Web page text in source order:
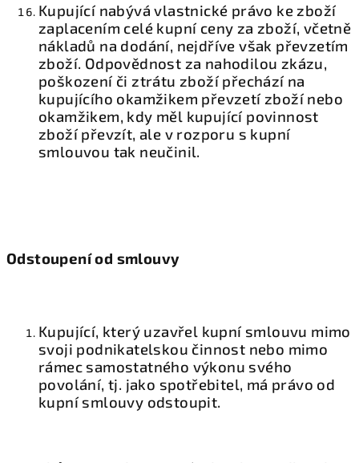
Kupující nabývá vlastnické právo ke zboží
zaplacením celé kupní ceny za zboží, včetně
nákladů na dodání, nejdříve však převzetím
zboží. Odpovědnost za nahodilou zkázu,
poškození či ztrátu zboží přechází na
kupujícího okamžikem převzetí zboží nebo
okamžikem, kdy měl kupující povinnost
zboží převzít, ale v rozporu s kupní
smlouvou tak neučinil.
Odstoupení od smlouvy
Kupující, který uzavřel kupní smlouvu mimo
svoji podnikatelskou činnost nebo mimo
rámec samostatného výkonu svého
povolání, tj. jako spotřebitel, má právo od
kupní smlouvy odstoupit.